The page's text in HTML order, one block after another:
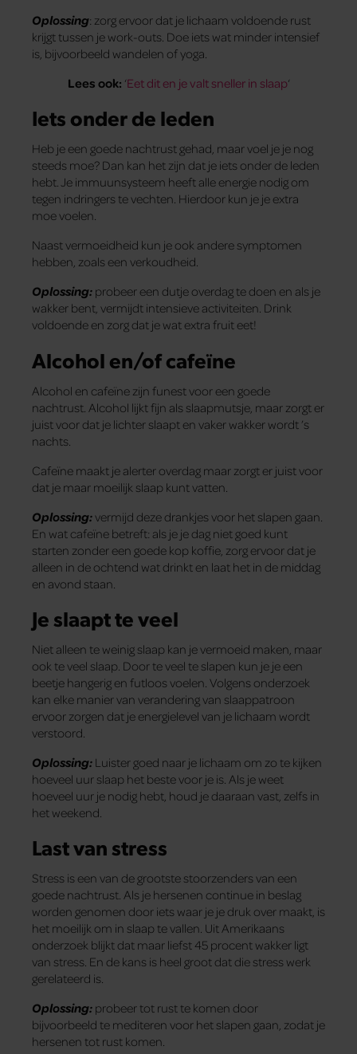
Oplossing: zorg ervoor dat je lichaam voldoende rust
krijgt tussen je work-outs. Doe iets wat minder intensief
is, bijvoorbeeld wandelen of yoga.
Lees ook: ‘Eet dit en je valt sneller in slaap‘
Iets onder de leden
Heb je een goede nachtrust gehad, maar voel je je nog
steeds moe? Dan kan het zijn dat je iets onder de leden
hebt. Je immuunsysteem heeft alle energie nodig om
tegen indringers te vechten. Hierdoor kun je je extra
moe voelen.
Naast vermoeidheid kun je ook andere symptomen
hebben, zoals een verkoudheid.
Oplossing: probeer een dutje overdag te doen en als je
wakker bent, vermijdt intensieve activiteiten. Drink
voldoende en zorg dat je wat extra fruit eet!
Alcohol en/of cafeïne
Alcohol en cafeïne zijn funest voor een goede
nachtrust. Alcohol lijkt fijn als slaapmutsje, maar zorgt er
juist voor dat je lichter slaapt en vaker wakker wordt ’s
nachts.
Cafeïne maakt je alerter overdag maar zorgt er juist voor
dat je maar moeilijk slaap kunt vatten.
Oplossing:vermijd deze drankjes voor het slapen gaan.
En wat cafeïne betreft: als je je dag niet goed kunt
starten zonder een goede kop koffie, zorg ervoor dat je
alleen in de ochtend wat drinkt en laat het in de middag
en avond staan.
Je slaapt te veel
Niet alleen te weinig slaap kan je vermoeid maken, maar
ook te veel slaap. Door te veel te slapen kun je je een
beetje hangerig en futloos voelen. Volgens onderzoek
kan elke manier van verandering van slaappatroon
ervoor zorgen dat je energielevel van je lichaam wordt
verstoord.
Oplossing: Luister goed naar je lichaam om zo te kijken
hoeveel uur slaap het beste voor je is. Als je weet
hoeveel uur je nodig hebt, houd je daaraan vast, zelfs in
het weekend.
Last van stress
Stress is een van de grootste stoorzenders van een
goede nachtrust. Als je hersenen continue in beslag
worden genomen door iets waar je je druk over maakt, is
het moeilijk om in slaap te vallen. Uit Amerikaans
onderzoek blijkt dat maar liefst 45 procent wakker ligt
van stress. En de kans is heel groot dat die stress werk
gerelateerd is.
Oplossing: probeer tot rust te komen door
bijvoorbeeld te mediteren voor het slapen gaan, zodat je
hersenen tot rust komen.